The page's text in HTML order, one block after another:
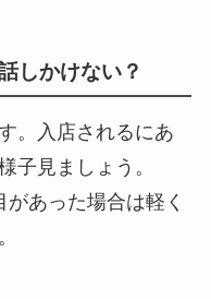
しかけない？
。入店されるにあ
子見ましょう。
あった場合は軽く